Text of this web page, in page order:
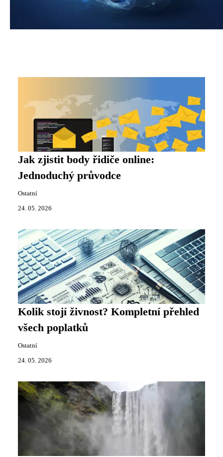
Jak zjistit body řidiče online:
Jednoduchý průvodce
Ostatní
24. 05. 2026
Kolik stojí živnost? Kompletní přehled
všech poplatků
Ostatní
24. 05. 2026